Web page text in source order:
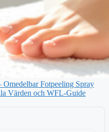
Fotpeeling Spray
Värden och WFL-Guide